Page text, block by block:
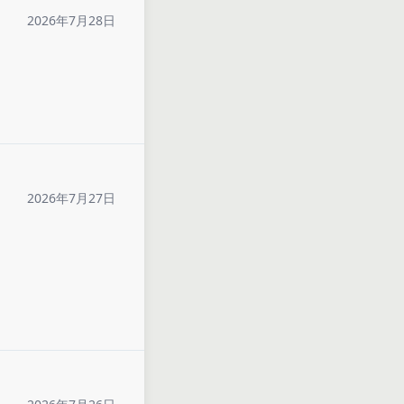
2026年7月28日
2026年7月27日